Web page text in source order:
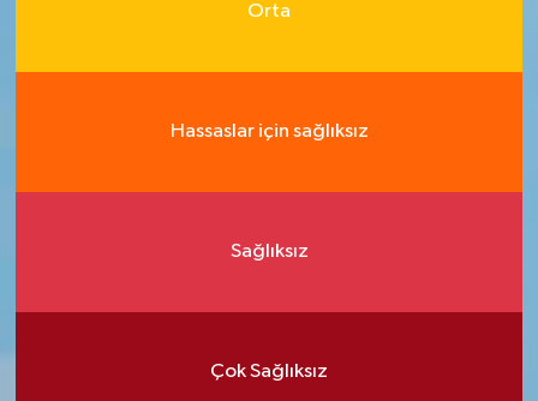
Orta
Hassaslar için sağlıksız
Sağlıksız
Çok Sağlıksız